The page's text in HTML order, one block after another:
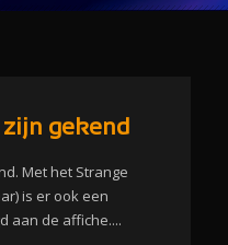
zijn gekend
Met het Strange
is er ook een
aan de affiche....